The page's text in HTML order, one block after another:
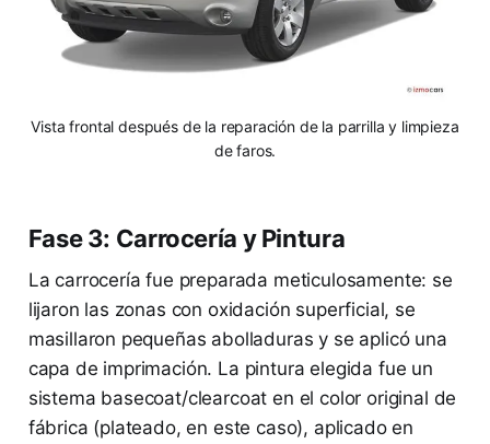
Vista frontal después de la reparación de la parrilla y limpieza
de faros.
Fase 3: Carrocería y Pintura
La carrocería fue preparada meticulosamente: se
lijaron las zonas con oxidación superficial, se
masillaron pequeñas abolladuras y se aplicó una
capa de imprimación. La pintura elegida fue un
sistema basecoat/clearcoat en el color original de
fábrica (plateado, en este caso), aplicado en